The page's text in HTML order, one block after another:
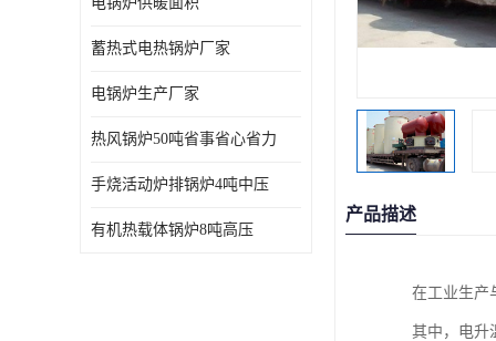
蓄热式电热锅炉厂家
电锅炉生产厂家
热风锅炉50吨省事省心省力
手烧活动炉排锅炉4吨中压
有机热载体锅炉8吨高压
产品描述
在工业生产
其中，电升